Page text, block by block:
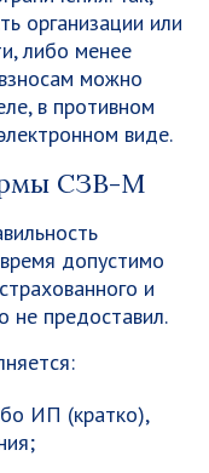
организации или
либо менее
можно
в противном
виде.
СЗВ-М
допустимо
и
не предоставил.
ИП (кратко),